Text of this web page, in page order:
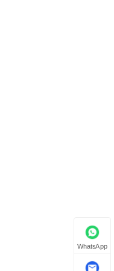
WhatsApp